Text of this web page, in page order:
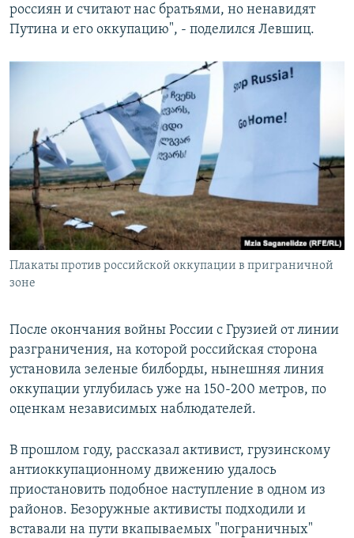
россиян и считают нас братьями, но ненавидят
Путина и его оккупацию", - поделился Левшиц.
Плакаты против российской оккупации в приграничной
зоне
После окончания войны России с Грузией от линии
разграничения, на которой российская сторона
установила зеленые билборды, нынешняя линия
оккупации углубилась уже на 150-200 метров, по
оценкам независимых наблюдателей.
В прошлом году, рассказал активист, грузинскому
антиоккупационному движению удалось
приостановить подобное наступление в одном из
районов. Безоружные активисты подходили и
вставали на пути вкапываемых "пограничных"